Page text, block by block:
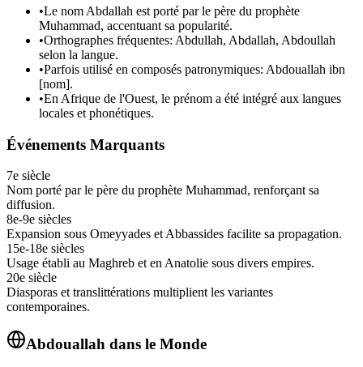
•Le nom Abdallah est porté par le père du prophète
Muhammad, accentuant sa popularité.
•Orthographes fréquentes: Abdullah, Abdallah, Abdoullah
selon la langue.
•Parfois utilisé en composés patronymiques: Abdouallah ibn
[nom].
•En Afrique de l'Ouest, le prénom a été intégré aux langues
locales et phonétiques.
Événements Marquants
7e siècle
Nom porté par le père du prophète Muhammad, renforçant sa
diffusion.
8e-9e siècles
Expansion sous Omeyyades et Abbassides facilite sa propagation.
15e-18e siècles
Usage établi au Maghreb et en Anatolie sous divers empires.
20e siècle
Diasporas et translittérations multiplient les variantes
contemporaines.
Abdouallah dans le Monde